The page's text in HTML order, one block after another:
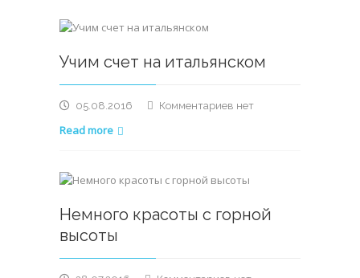
Учим счет на итальянском
05.08.2016 Комментариев к
итальянском
нет
Read more
Немного красоты с горной
высоты